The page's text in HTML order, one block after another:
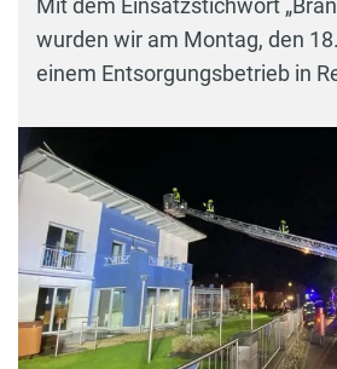
Mit dem Einsatzstichwort
wurden wir am Montag, den
einem Entsorgungsbetrieb in